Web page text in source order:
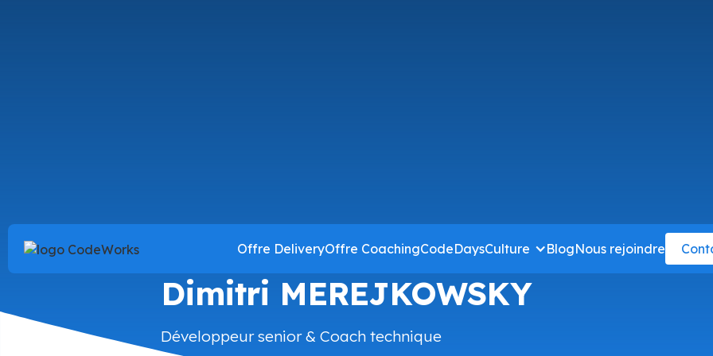
Offre DeliveryOffre CoachingCodeDaysCulture BlogNous rejoindre
Dimitri MEREJKOWSKY
Développeur senior & Coach technique